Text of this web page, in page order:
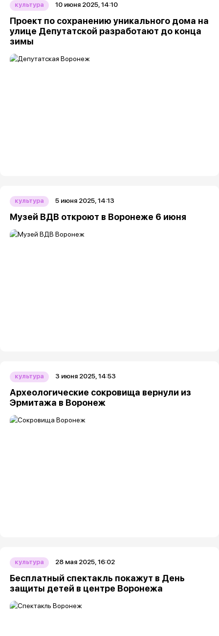
культура 10 июня 2025, 14:10
Проект по сохранению уникального дома на
улице Депутатской разработают до конца
зимы
культура 5 июня 2025, 14:13
Музей ВДВ откроют в Воронеже 6 июня
культура 3 июня 2025, 14:53
Археологические сокровища вернули из
Эрмитажа в Воронеж
культура 28 мая 2025, 16:02
Бесплатный спектакль покажут в День
защиты детей в центре Воронежа